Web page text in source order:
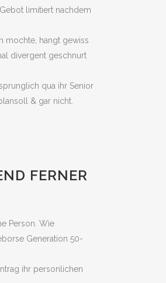
limitiert nachdem
mochte, hangt gewiss
divergent geschnurt
qua ihr Senior
& gar nicht.
FERNER
Person. Wie
Generation 50-
ihr personlichen